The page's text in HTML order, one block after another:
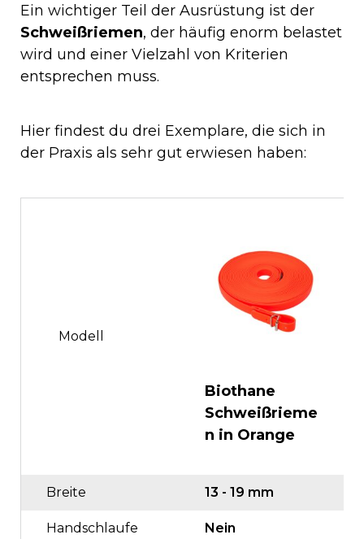
Ein wichtiger Teil der Ausrüstung ist der
Schweißriemen, der häufig enorm belastet
wird und einer Vielzahl von Kriterien
entsprechen muss.
Hier findest du drei Exemplare, die sich in
der Praxis als sehr gut erwiesen haben:
Modell
Biothane
Schweißrieme
n in Orange
Breite 13 - 19 mm
Handschlaufe Nein